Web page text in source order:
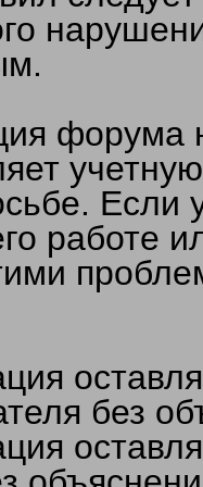
форума
Если
работе
без